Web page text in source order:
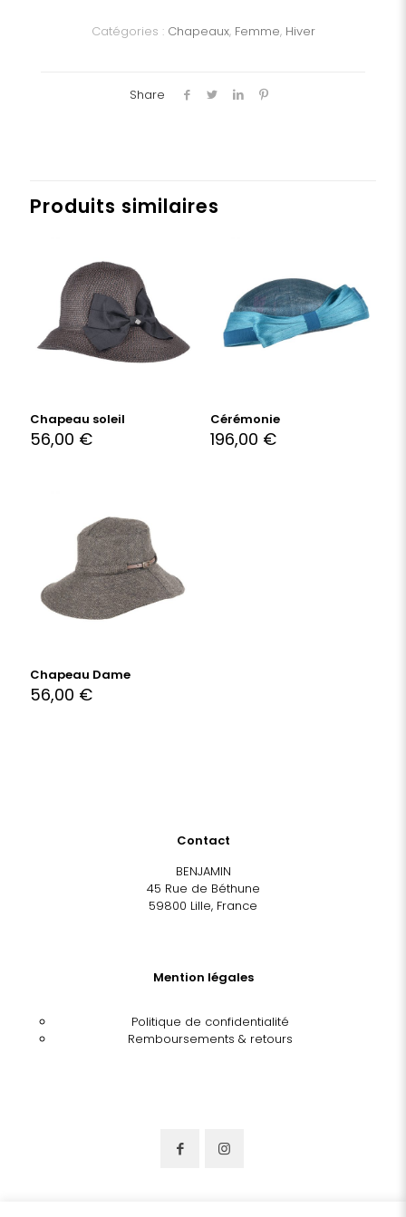
Catégories : Chapeaux, Femme, Hiver
Share
Produits similaires
Chapeau soleil
56,00 €
Cérémonie
196,00 €
Chapeau Dame
56,00 €
Contact
BENJAMIN
45 Rue de Béthune
59800 Lille, France
Mention légales
Politique de confidentialité
Remboursements & retours